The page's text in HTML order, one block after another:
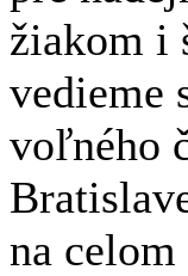
žiakom i
vedieme
voľného
na